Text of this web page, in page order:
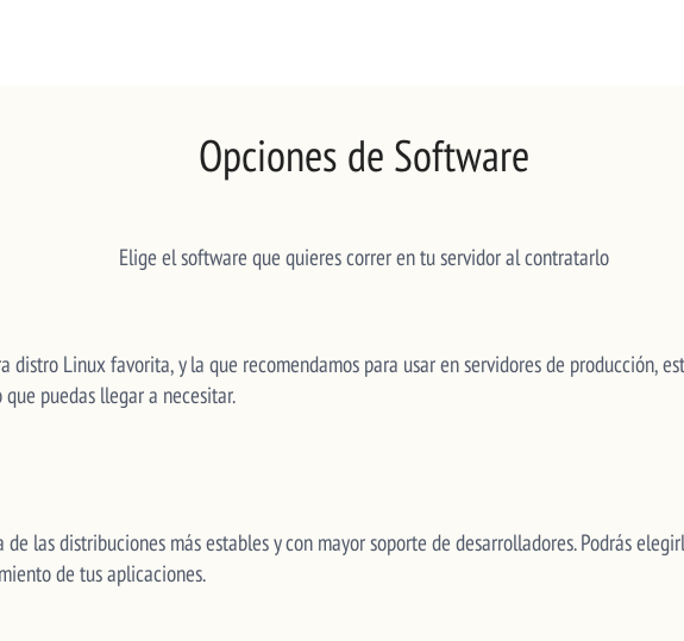
Opciones de Software
Elige el software que quieres correr en tu servidor al contratarlo
distro Linux favorita, y la que recomendamos para usar en servidores de producción,
puedas llegar a necesitar.
de las distribuciones más estables y con mayor soporte de desarrolladores. Podrás
de tus aplicaciones.